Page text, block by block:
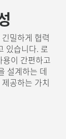
밀하게 협력
있습니다. 로
이 간편하고
설계하는 데
공하는 가치